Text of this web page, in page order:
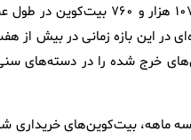
وی گفت: ۱۰۷ هزار و
خرج‌ شده را در دسته‌های